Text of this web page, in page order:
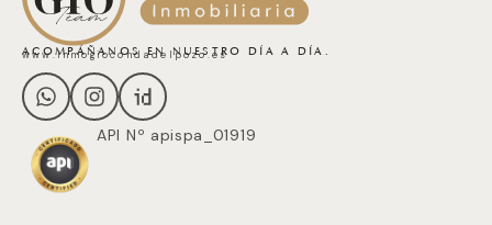
ACOMPÁÑANOS EN NUESTRO DÍA A DÍA.
www.inmogiocondadelpozo.es
API Nº apispa_01919